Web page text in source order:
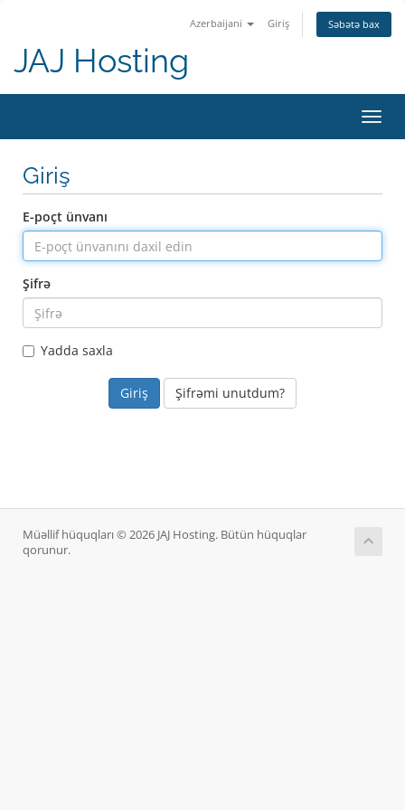
Azerbaijani Giriş Səbətə bax
JAJ Hosting
keçid
Giriş
E-poçt ünvanı
Şifrə
Yadda saxla
Şifrəmi unutdum?
Müəllif hüquqları © 2026 JAJ Hosting. Bütün hüquqlar
qorunur.